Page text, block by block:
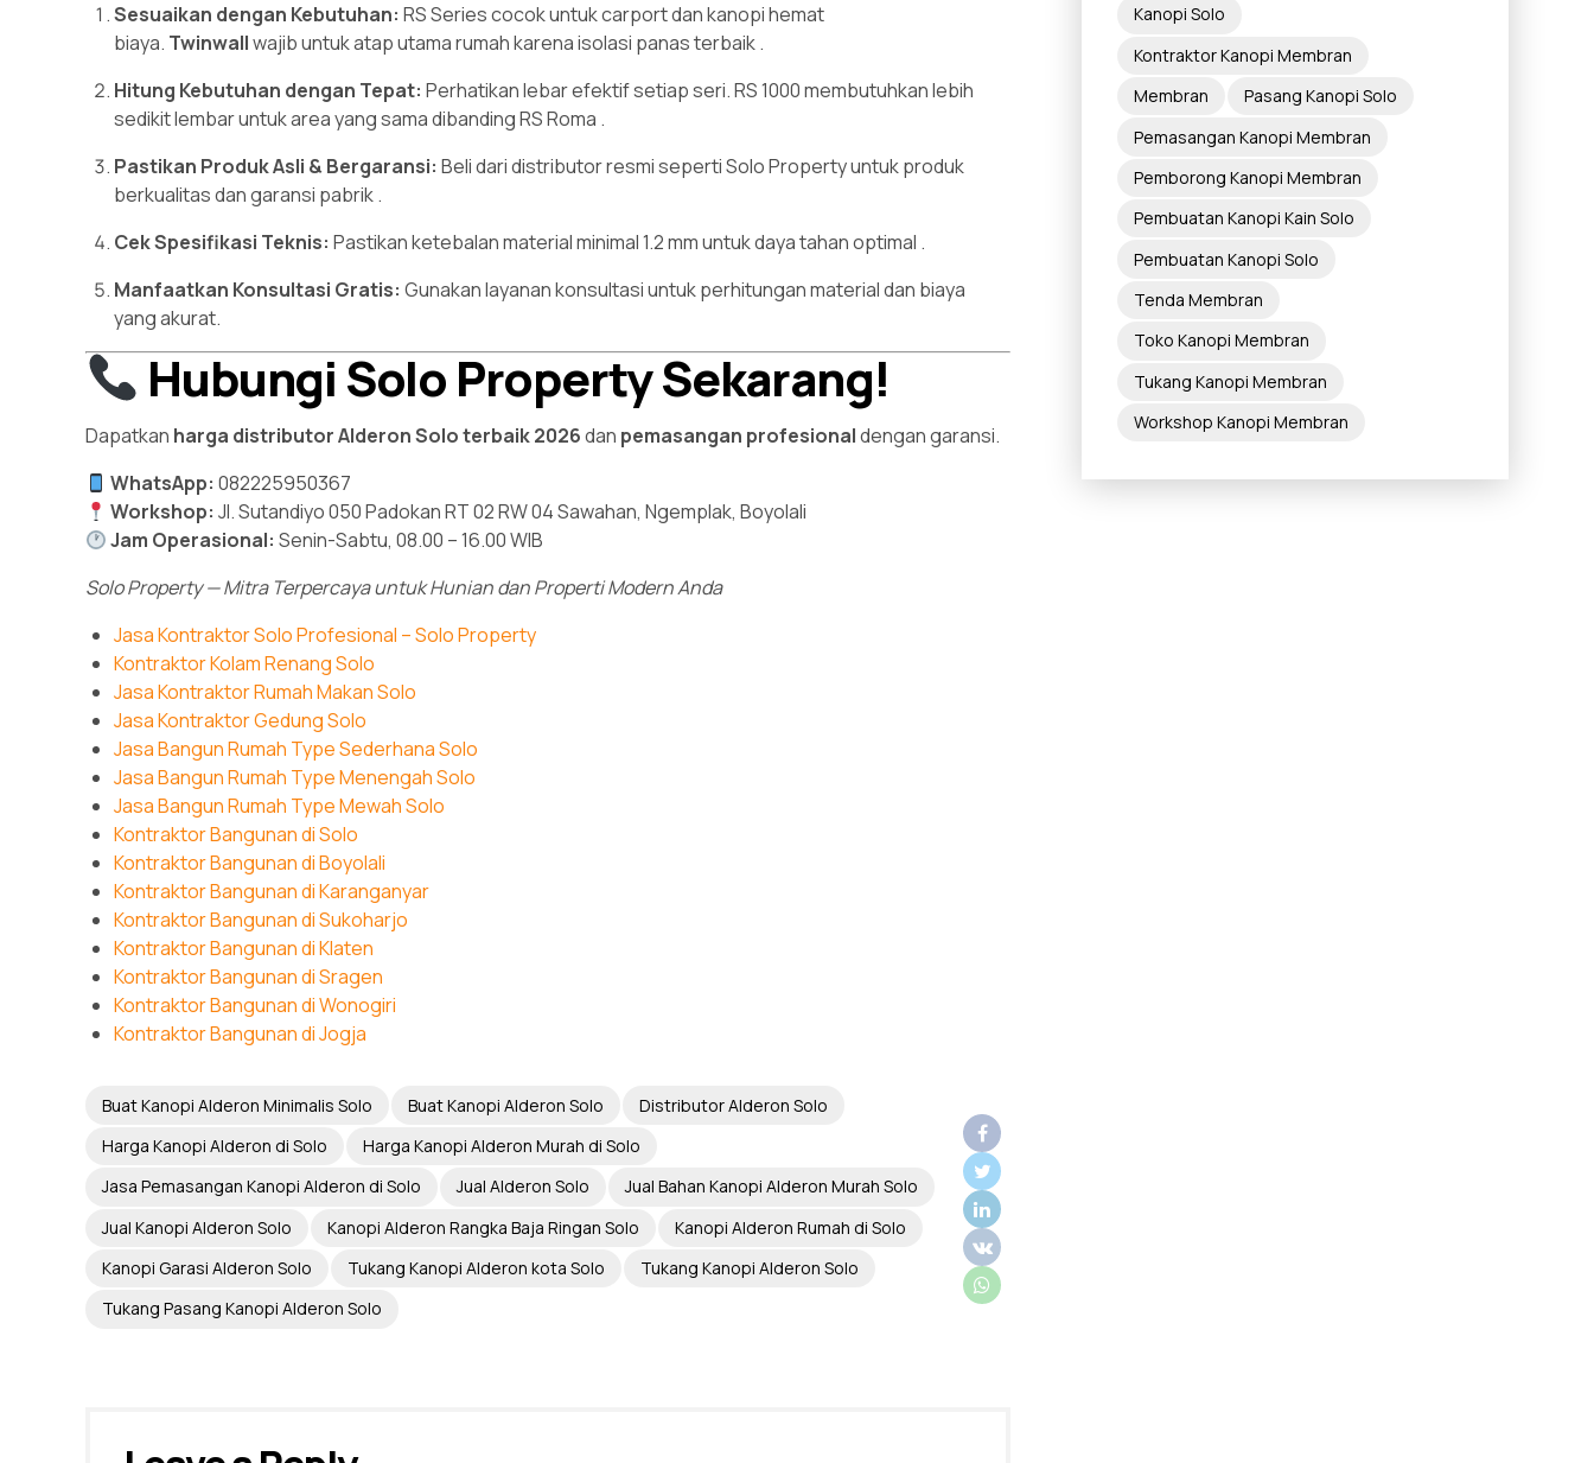
Sesuaikan dengan Kebutuhan: RS Series cocok untuk carport dan kanopi hemat
biaya. Twinwallwajib untuk atap utama rumah karena isolasi panas terbaik.
Hitung Kebutuhan dengan Tepat: Perhatikan lebar efektif setiap seri. RS 1000 membutuhkan lebih
sedikit lembar untuk area yang sama dibanding RS Roma .
Pastikan Produk Asli & Bergaransi: Beli dari distributor resmi seperti Solo Property untuk produk
berkualitas dan garansi pabrik.
Cek Spesifikasi Teknis: Pastikan ketebalan material minimal 1.2 mm untuk daya tahan optimal .
Manfaatkan Konsultasi Gratis: Gunakan layanan konsultasi untuk perhitungan material dan biaya
yang akurat.
Hubungi Solo Property Sekarang!
Dapatkan harga distributor Alderon Solo terbaik 2026dan pemasangan profesionaldengan garansi.
WhatsApp: 082225950367
Workshop: Jl. Sutandiyo 050 Padokan RT 02 RW 04 Sawahan, Ngemplak, Boyolali
Jam Operasional: Senin-Sabtu, 08.00 – 16.00 WIB
Solo Property — Mitra Terpercaya untuk Hunian dan Properti Modern Anda
Jasa Kontraktor Solo Profesional – Solo Property
Kontraktor Kolam Renang Solo
Jasa Kontraktor Rumah Makan Solo
Jasa Kontraktor Gedung Solo
Jasa Bangun Rumah Type Sederhana Solo
Jasa Bangun Rumah Type Menengah Solo
Jasa Bangun Rumah Type Mewah Solo
Kontraktor Bangunan di Solo
Kontraktor Bangunan di Boyolali
Kontraktor Bangunan di Karanganyar
Kontraktor Bangunan di Sukoharjo
Kontraktor Bangunan di Klaten
Kontraktor Bangunan di Sragen
Kontraktor Bangunan di Wonogiri
Kontraktor Bangunan di Jogja
Buat Kanopi Alderon Minimalis Solo Buat Kanopi Alderon Solo
Distributor Alderon Solo
Harga Kanopi Alderon di Solo
Harga Kanopi Alderon Murah di Solo
Jasa Pemasangan Kanopi Alderon di Solo
Jual Alderon Solo
Jual Bahan Kanopi Alderon Murah Solo
Jual Kanopi Alderon Solo
Kanopi Alderon Rangka Baja Ringan Solo
Kanopi Alderon Rumah di Solo
Kanopi Garasi Alderon Solo
Tukang Kanopi Alderon kota Solo
Tukang Kanopi Alderon Solo
Tukang Pasang Kanopi Alderon Solo
Kanopi Solo
Kontraktor Kanopi Membran
Membran
Pasang Kanopi Solo
Pemasangan Kanopi Membran
Pemborong Kanopi Membran
Pembuatan Kanopi Kain Solo
Pembuatan Kanopi Solo
Tenda Membran
Toko Kanopi Membran
Tukang Kanopi Membran
Workshop Kanopi Membran